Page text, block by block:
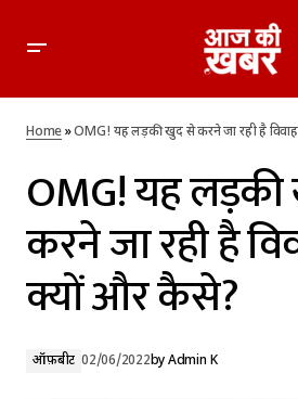
OMG! यह लड़की खुद से करने जा रही है
Home»OMG! यह लड़की खुद से करने जा रही है
OMG! यह
करने जा रही है
क्यों और कैसे?
ऑफ़बीट 02/06/2022byAdmin K